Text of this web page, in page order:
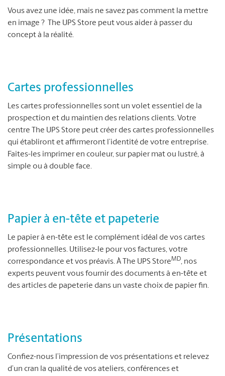
Vous avez une idée, mais ne savez pas comment la mettre
en image ? The UPS Store peut vous aider à passer du
concept à la réalité.
Cartes professionnelles
Les cartes professionnelles sont un volet essentiel de la
prospection et du maintien des relations clients. Votre
centre The UPS Store peut créer des cartes professionnelles
qui établiront et affirmeront l’identité de votre entreprise.
Faites-les imprimer en couleur, sur papier mat ou lustré, à
simple ou à double face.
Papier à en-tête et papeterie
Le papier à en-tête est le complément idéal de vos cartes
professionnelles. Utilisez-le pour vos factures, votre
correspondance et vos préavis. À The UPS StoreMD, nos
experts peuvent vous fournir des documents à en-tête et
des articles de papeterie dans un vaste choix de papier fin.
Présentations
Confiez-nous l’impression de vos présentations et relevez
d’un cran la qualité de vos ateliers, conférences et